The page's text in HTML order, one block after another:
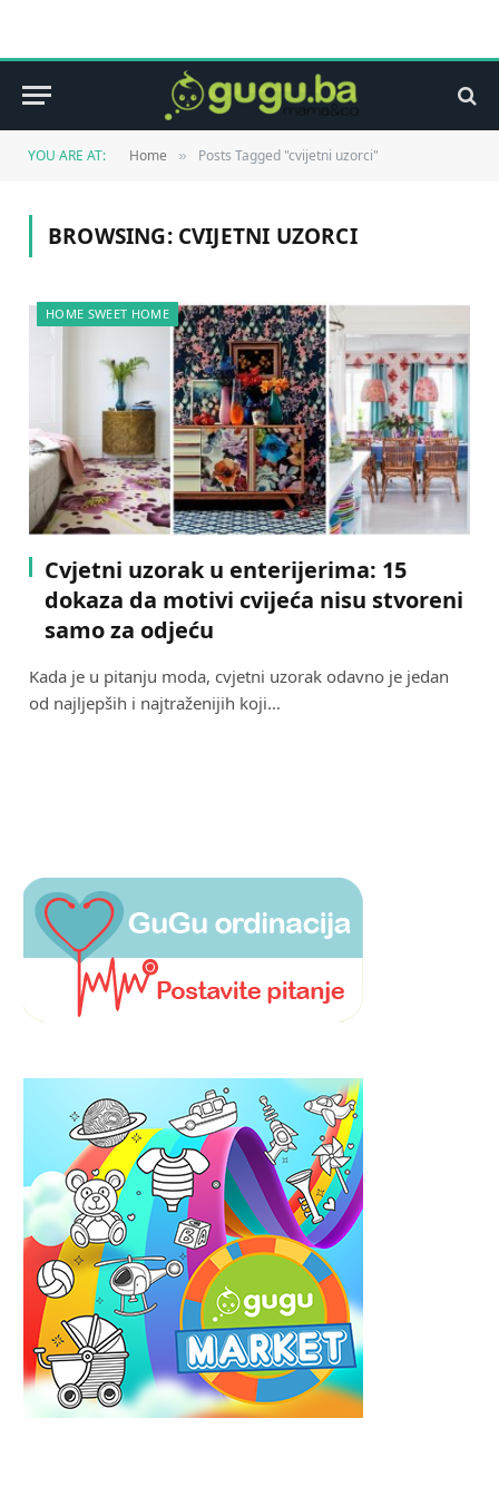
YOU ARE AT: Home » Posts Tagged "cvijetni uzorci"
BROWSING: CVIJETNI UZORCI
HOME SWEET HOME
Cvjetni uzorak u enterijerima: 15
dokaza da motivi cvijeća nisu stvoreni
samo za odjeću
Kada je u pitanju moda, cvjetni uzorak odavno je jedan
od najljepših i najtraženijih koji…